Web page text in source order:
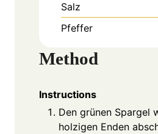
Salz
Pfeffer
Method
Instructions
Den grünen Spargel
holzigen Enden